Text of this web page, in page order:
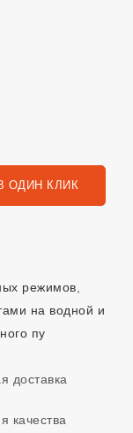
ОДИН КЛИК
режимов
на водной и
пу